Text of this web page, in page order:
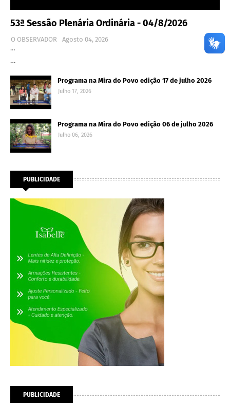
53ª Sessão Plenária Ordinária - 04/8/2026
O OBSERVADOR
Agosto 04, 2026
…
…
Programa na Mira do Povo edição 17 de julho 2026
Julho 17, 2026
Programa na Mira do Povo edição 06 de julho 2026
Julho 06, 2026
PUBLICIDADE
PUBLICIDADE